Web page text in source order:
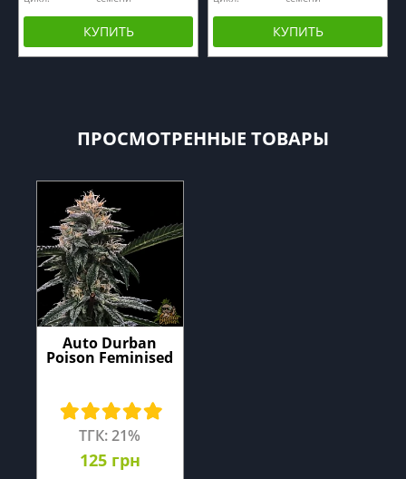
КУПИТЬ КУПИТЬ
ПРОСМОТРЕННЫЕ ТОВАРЫ
Auto Durban
Poison Feminised
ТГК: 21%
125 грн